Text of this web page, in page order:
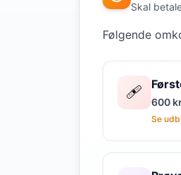
Skal
Følgende
🩹 600
Se